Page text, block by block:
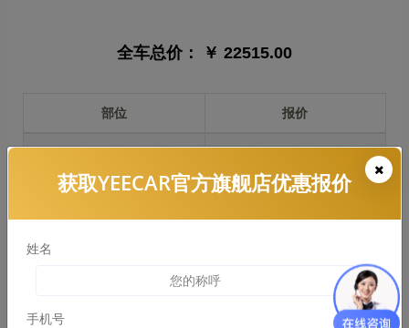
全车总价： ￥ 22515.00
部位 报价
前保险杠 ￥4870.00
引擎盖 ￥3788.00
获取YEECAR官方旗舰店优惠报价
姓名
手机号